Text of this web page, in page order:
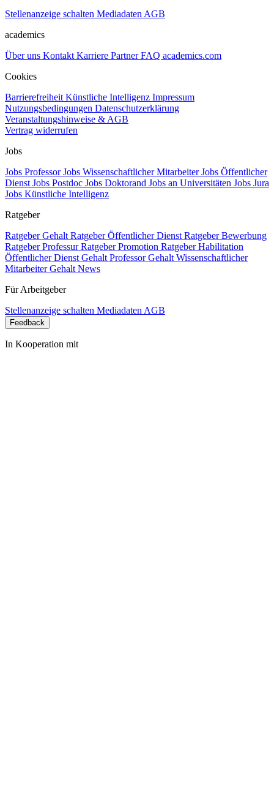
Stellenanzeige schalten Mediadaten AGB
academics
Über uns Kontakt Karriere PartnerFAQ academics.com
Cookies
Barrierefreiheit Künstliche Intelligenz Impressum
Nutzungsbedingungen Datenschutzerklärung
Veranstaltungshinweise & AGB
Vertrag widerrufen
Jobs
Jobs ProfessorJobs Wissenschaftlicher MitarbeiterJobs Öffentlicher
Dienst Jobs Postdoc Jobs Doktorand Jobs an Universitäten Jobs Jura
Jobs Künstliche Intelligenz
Ratgeber
Ratgeber Gehalt Ratgeber Öffentlicher Dienst Ratgeber Bewerbung
Ratgeber ProfessurRatgeber Promotion Ratgeber Habilitation
Öffentlicher Dienst Gehalt Professor Gehalt Wissenschaftlicher
Mitarbeiter Gehalt News
Für Arbeitgeber
Stellenanzeige schalten Mediadaten AGB
Feedback
In Kooperation mit